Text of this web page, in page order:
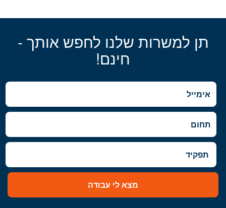
תן למשרות שלנו לחפש אותך -
חינם!
מצא לי עבודה